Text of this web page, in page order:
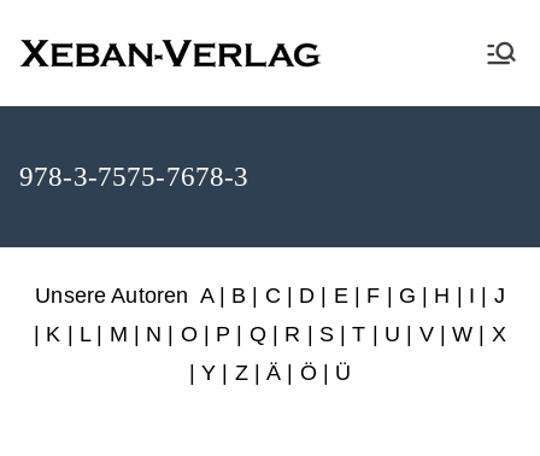
XEBAN-Verlag
978-3-7575-7678-3
Unsere Autoren A| B C D E| F G H I
J
K L| M N O P Q| R S |T U V|W
X
Y Z|Ä | Ö | Ü